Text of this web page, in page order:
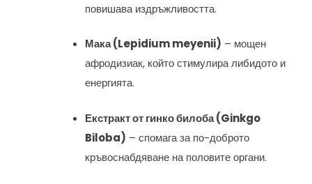
повишава издръжливостта.
Мака (Lepidium meyenii) – мощен
афродизиак, който стимулира либидото и
енергията.
Екстракт от гинко билоба (Ginkgo
Biloba) – спомага за по-доброто
кръвоснабдяване на половите органи.